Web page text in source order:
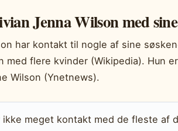
Jenna Wilson med
har kontakt til nogle af sine
med flere kvinder (Wikipedia). Hun
Wilson (Ynetnews).
ikke meget kontakt med de fleste af